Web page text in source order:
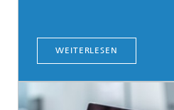
WEITERLESEN